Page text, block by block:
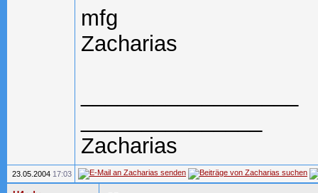
mfg
Zacharias
Zacharias
23.05.2004 17:03